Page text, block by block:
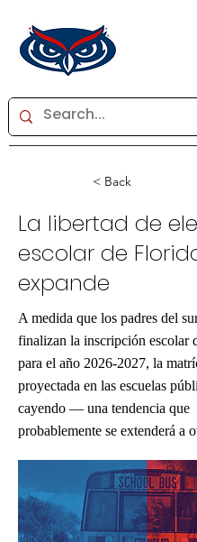
< Back
La libertad de
escolar de
expande
A medida que los padres del
finalizan la inscripción escolar
para el año 2026-2027, la
proyectada en las escuelas
cayendo — una tendencia que
probablemente se extenderá a